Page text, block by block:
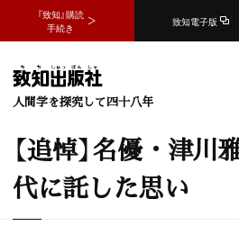
『致知』購読
手続き
致知電子版
人間学を探究して四十八年
【追悼】名優・津川
代に託した思い